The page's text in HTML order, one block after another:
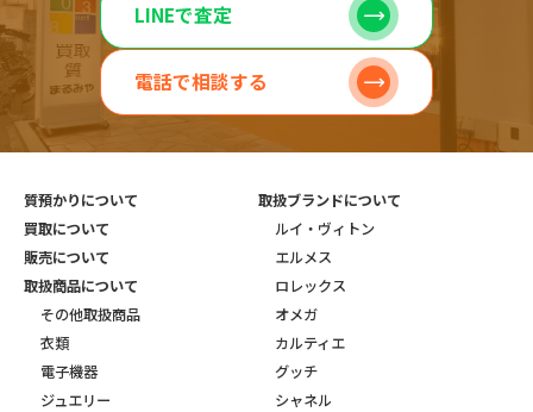
LINEで査定
電話で相談する
質預かりについて
買取について
販売について
取扱商品について
その他取扱商品
衣類
電子機器
ジュエリー
取扱ブランドについて
ルイ・ヴィトン
エルメス
ロレックス
オメガ
カルティエ
グッチ
シャネル